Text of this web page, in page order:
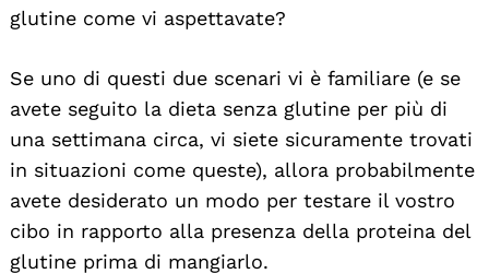
glutine come vi aspettavate?
Se uno di questi due scenari vi è familiare (e se
avete seguito la dieta senza glutine per più di
una settimana circa, vi siete sicuramente trovati
in situazioni come queste), allora probabilmente
avete desiderato un modo per testare il vostro
cibo in rapporto alla presenza della proteina del
glutine prima di mangiarlo.